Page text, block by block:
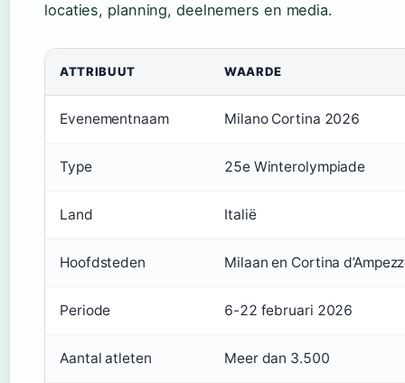
locaties, planning, deelnemers en media.
ATTRIBUUT WAARDE
Evenementnaam Milano Cortina 2026
Type 25e Winterolympiade
Land Italië
Hoofdsteden Milaan en Cortina
Periode 6-22 februari 2026
Aantal atleten Meer dan 3.500